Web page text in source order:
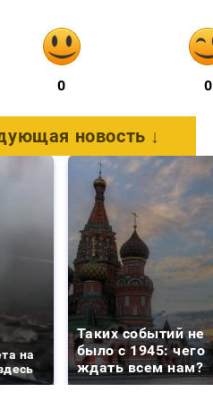
0 0
новость ↓
на
Таких событий не
было с 1945: чего
ждать всем нам?